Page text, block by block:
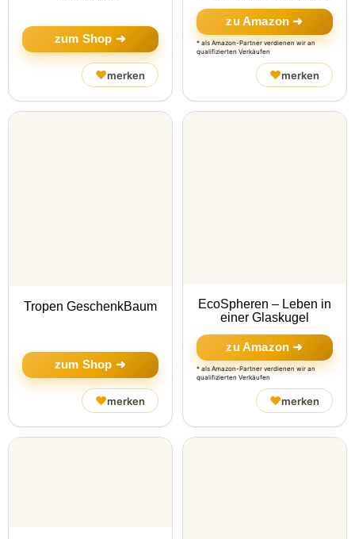
zum Shop ➜
♥merken
zu Amazon ➜
* als Amazon-Partner verdienen wir an
qualifizierten Verkäufen
♥merken
Tropen GeschenkBaum
zum Shop ➜
♥merken
EcoSpheren – Leben in
einer Glaskugel
zu Amazon ➜
* als Amazon-Partner verdienen wir an
qualifizierten Verkäufen
♥merken